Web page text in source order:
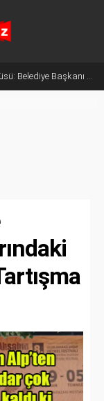
Belçika’dan Eskişehir’e Ticaret Köprüsü: Belediye Başkanı Emir Kır MÜSİAD’ı Ziyaret Etti